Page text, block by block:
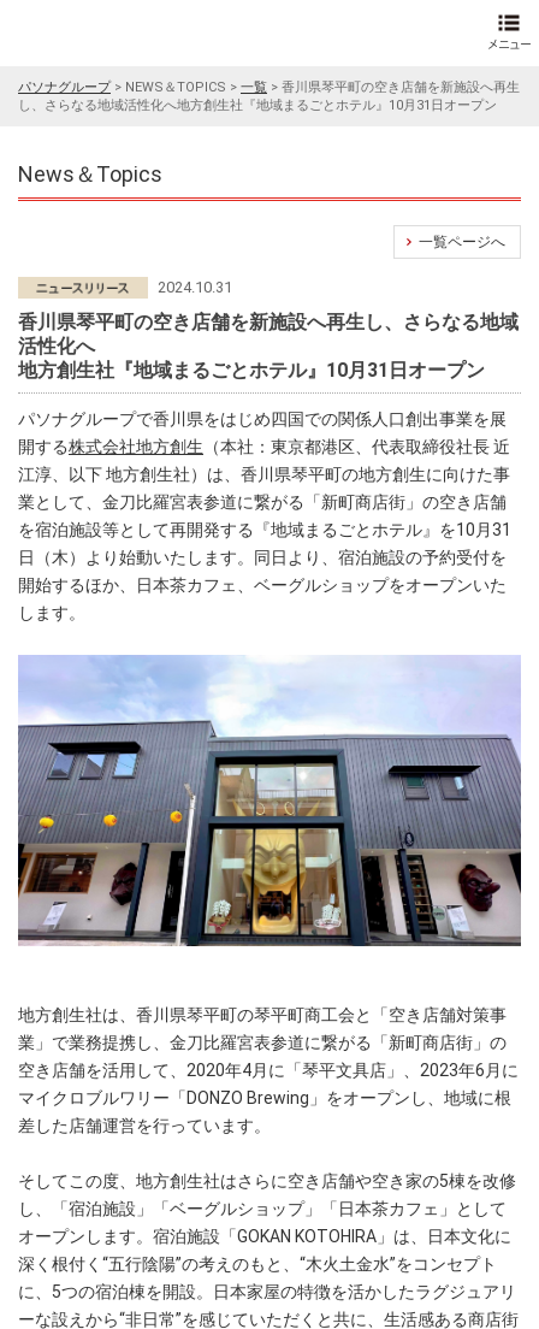
パソナグループ> NEWS＆TOPICS > 一覧 > 香川県琴平町の空き店舗を新施設へ再生
し、さらなる地域活性化へ地方創生社『地域まるごとホテル』10月31日オープン
News＆Topics
一覧ページへ
2024.10.31
香川県琴平町の空き店舗を新施設へ再生し、さらなる地域
活性化へ
地方創生社『地域まるごとホテル』10月31日オープン
パソナグループで香川県をはじめ四国での関係人口創出事業を展
開する株式会社地方創生 （本社：東京都港区、代表取締役社長 近
江淳、以下 地方創生社）は、香川県琴平町の地方創生に向けた事
業として、金刀比羅宮表参道に繋がる「新町商店街」の空き店舗
を宿泊施設等として再開発する『地域まるごとホテル』を10月31
日（木）より始動いたします。同日より、宿泊施設の予約受付を
開始するほか、日本茶カフェ、ベーグルショップをオープンいた
します。
地方創生社は、香川県琴平町の琴平町商工会と「空き店舗対策事
業」で業務提携し、金刀比羅宮表参道に繋がる「新町商店街」の
空き店舗を活用して、2020年4月に「琴平文具店」、2023年6月に
マイクロブルワリー「DONZO Brewing」をオープンし、地域に根
差した店舗運営を行っています。
そしてこの度、地方創生社はさらに空き店舗や空き家の5棟を改修
し、「宿泊施設」「ベーグルショップ」「日本茶カフェ」として
オープンします。宿泊施設「GOKAN KOTOHIRA」は、日本文化に
深く根付く“五行陰陽”の考えのもと、“木火土金水”をコンセプト
に、5つの宿泊棟を開設。日本家屋の特徴を活かしたラグジュアリ
ーな設えから“非日常”を感じていただくと共に、生活感ある商店街